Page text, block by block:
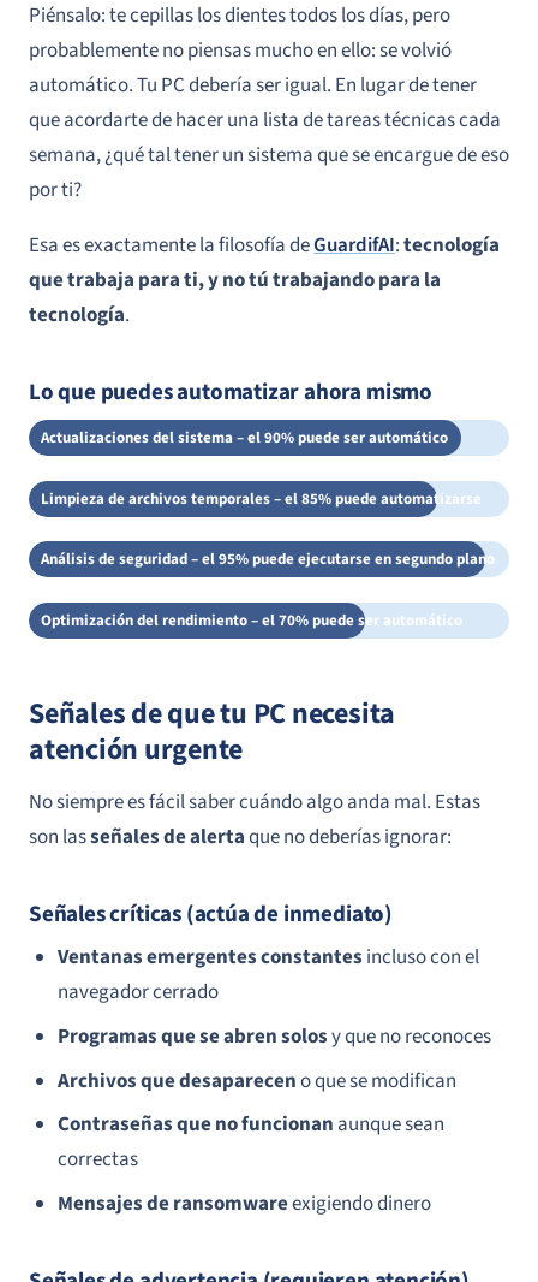
Piénsalo: te cepillas los dientes todos los días, pero
probablemente no piensas mucho en ello: se volvió
automático. Tu PC debería ser igual. En lugar de tener
que acordarte de hacer una lista de tareas técnicas cada
semana, ¿qué tal tener un sistema que se encargue de eso
por ti?
Esa es exactamente la filosofía deGuardifAI:tecnología
que trabaja para ti, y no tú trabajando para la
tecnología.
Lo que puedes automatizar ahora mismo
Actualizaciones del sistema – el 90% puede ser automático
Limpieza de archivos temporales – el 85% puede automatizarse
Análisis de seguridad – el 95% puede ejecutarse en segundo plano
Optimización del rendimiento – el 70% puede ser automático
Señales de que tu PC necesita
atención urgente
No siempre es fácil saber cuándo algo anda mal. Estas
son lasseñales de alertaque no deberías ignorar:
Señales críticas (actúa de inmediato)
Ventanas emergentes constantes incluso con el
navegador cerrado
Programas que se abren solosy que no reconoces
Archivos que desapareceno que se modifican
Contraseñas que no funcionan aunque sean
correctas
Mensajes de ransomwareexigiendo dinero